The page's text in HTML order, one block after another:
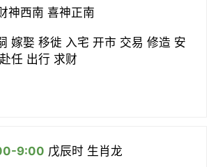
神西南 喜神正南
嫁娶 移徙 入宅 开市 交易 修造 安
任 出行 求财
9:00 戊辰时 生肖龙